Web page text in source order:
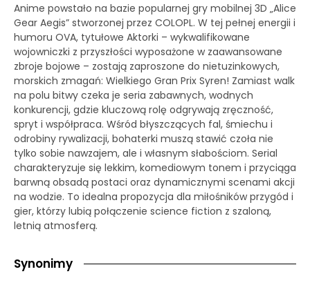
Anime powstało na bazie popularnej gry mobilnej 3D „Alice
Gear Aegis” stworzonej przez COLOPL. W tej pełnej energii i
humoru OVA, tytułowe Aktorki – wykwalifikowane
wojowniczki z przyszłości wyposażone w zaawansowane
zbroje bojowe – zostają zaproszone do nietuzinkowych,
morskich zmagań: Wielkiego Gran Prix Syren! Zamiast walk
na polu bitwy czeka je seria zabawnych, wodnych
konkurencji, gdzie kluczową rolę odgrywają zręczność,
spryt i współpraca. Wśród błyszczących fal, śmiechu i
odrobiny rywalizacji, bohaterki muszą stawić czoła nie
tylko sobie nawzajem, ale i własnym słabościom. Serial
charakteryzuje się lekkim, komediowym tonem i przyciąga
barwną obsadą postaci oraz dynamicznymi scenami akcji
na wodzie. To idealna propozycja dla miłośników przygód i
gier, którzy lubią połączenie science fiction z szaloną,
letnią atmosferą.
Synonimy